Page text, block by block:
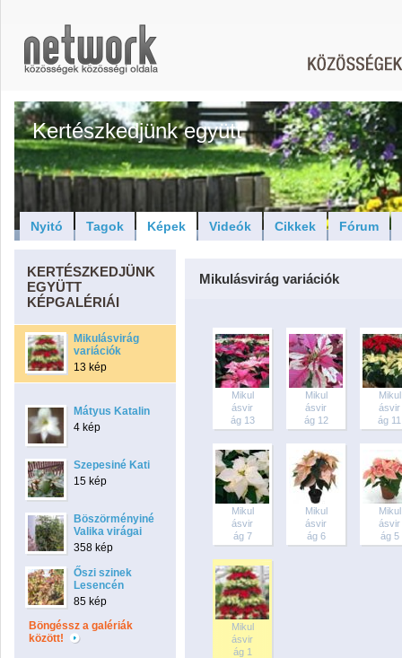
Kertészkedjünk együtt
Nyitó Tagok Képek Videók Cikkek Fórum
KERTÉSZKEDJÜNK
EGYÜTT
KÉPGALÉRIÁI
Mikulásvirág
variációk
13 kép
Mátyus Katalin
4 kép
Szepesiné Kati
15 kép
Böszörményiné
Valika virágai
358 kép
Őszi szinek
Lesencén
85 kép
Böngéssz a galériák
között!
Mikulásvirág variációk
Mikul
ásvir
ág 13
Mikul
ásvir
ág 12
Mikul
ásvir
ág 11
Mikul
ásvir
ág 7
Mikul
ásvir
ág 6
Mikul
ásvir
ág 5
Mikul
ásvir
ág 1